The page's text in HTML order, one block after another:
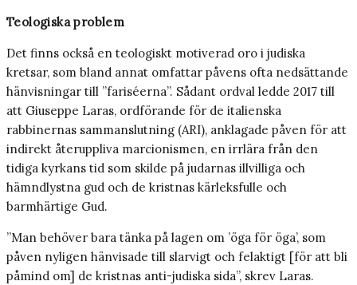
Teologiska problem
Det finns också en teologiskt motiverad oro i judiska
kretsar, som bland annat omfattar påvens ofta nedsättande
hänvisningar till ”fariséerna”. Sådant ordval ledde 2017 till
att Giuseppe Laras, ordförande för de italienska
rabbinernas sammanslutning (ARI), anklagade påven för att
indirekt återuppliva marcionismen, en irrlära från den
tidiga kyrkans tid som skilde på judarnas illvilliga och
hämndlystna gud och de kristnas kärleksfulle och
barmhärtige Gud.
”Man behöver bara tänka på lagen om ’öga för öga’, som
påven nyligen hänvisade till slarvigt och felaktigt [för att bli
påmind om] de kristnas anti-judiska sida”, skrev Laras.